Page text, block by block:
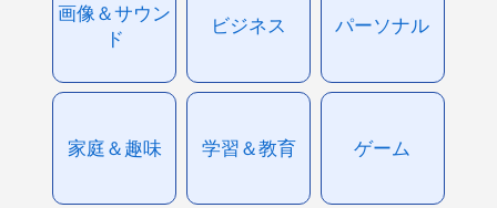
画像＆サウン
ド
ビジネス パーソナル
家庭＆趣味 学習＆教育 ゲーム